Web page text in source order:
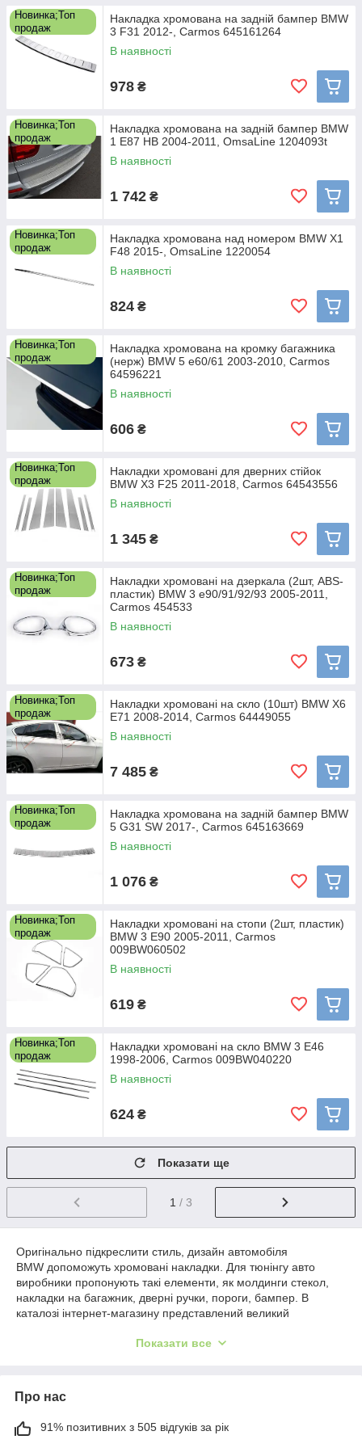
Новинка;Топ
продаж
Накладка хромована на задній бампер BMW
3 F31 2012-, Carmos 645161264
В наявності
978 ₴
Новинка;Топ
продаж
Накладка хромована на задній бампер BMW
1 E87 HB 2004-2011, OmsaLine 1204093t
В наявності
1 742 ₴
Новинка;Топ
продаж
Накладка хромована над номером BMW X1
F48 2015-, OmsaLine 1220054
В наявності
824 ₴
Новинка;Топ
продаж
Накладка хромована на кромку багажника
(нерж) BMW 5 е60/61 2003-2010, Carmos
64596221
В наявності
606 ₴
Новинка;Топ
продаж
Накладки хромовані для дверних стійок
BMW X3 F25 2011-2018, Carmos 64543556
В наявності
1 345 ₴
Новинка;Топ
продаж
Накладки хромовані на дзеркала (2шт, ABS-
пластик) BMW 3 e90/91/92/93 2005-2011,
Carmos 454533
В наявності
673 ₴
Новинка;Топ
продаж
Накладки хромовані на скло (10шт) BMW X6
E71 2008-2014, Carmos 64449055
В наявності
7 485 ₴
Новинка;Топ
продаж
Накладка хромована на задній бампер BMW
5 G31 SW 2017-, Carmos 645163669
В наявності
1 076 ₴
Новинка;Топ
продаж
Накладки хромовані на стопи (2шт, пластик)
BMW 3 E90 2005-2011, Carmos
009BW060502
В наявності
619 ₴
Новинка;Топ
продаж
Накладки хромовані на скло BMW 3 E46
1998-2006, Carmos 009BW040220
В наявності
624 ₴
Показати ще
1 / 3
Оригінально підкреслити стиль, дизайн автомобіля
BMW допоможуть хромовані накладки. Для тюнінгу авто
виробники пропонують такі елементи, як молдинги стекол,
накладки на багажник, дверні ручки, пороги, бампер. В
каталозі інтернет-магазину представлений великий
тюнінгу моделей 3-Series, X1, X3, X5,
підкресливши індивідуальний стиль.
Показати все
Про нас
91% позитивних з 505 відгуків за рік